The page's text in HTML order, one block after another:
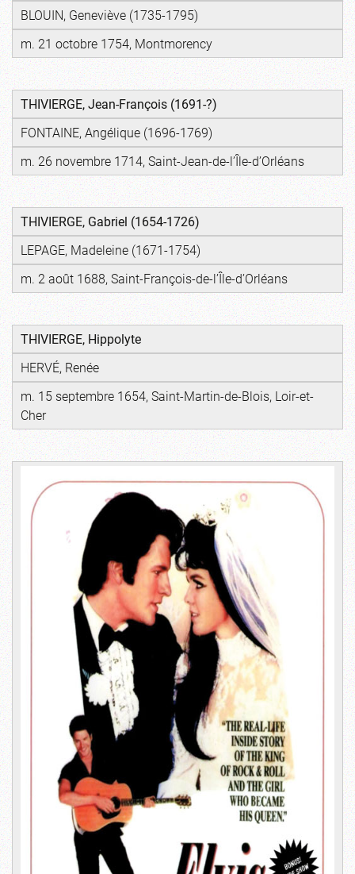
BLOUIN, Geneviève (1735-1795)
m. 21 octobre 1754, Montmorency
THIVIERGE, Jean-François (1691-?)
FONTAINE, Angélique (1696-1769)
m. 26 novembre 1714, Saint-Jean-de-l’Île-d’Orléans
THIVIERGE, Gabriel (1654-1726)
LEPAGE, Madeleine (1671-1754)
m. 2 août 1688, Saint-François-de-l’Île-d’Orléans
THIVIERGE, Hippolyte
HERVÉ, Renée
m. 15 septembre 1654, Saint-Martin-de-Blois, Loir-et-
Cher